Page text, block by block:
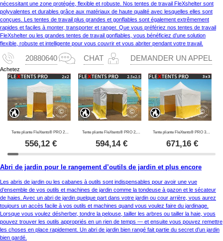
nécessitant une zone protégée, flexible et robuste. Nos tentes de travail FleXshelter sont
polyvalentes et durables grâce aux matériaux de haute qualité avec lesquelles elles sont
conçues. Les tentes de travail plus grandes et gonflables sont également extrêmement
rapides et faciles à monter, transporter et ranger. Que vous préfériez nos tentes de travail
FleXshelter ou les grandes tentes de travail gonflables, vous bénéficiez d’une solution
flexible, robuste et intelligente pour vous couvrir et vous abriter pendant votre travail.
20880640 CHAT DEMANDER UN APPEL
Achetez
556,12 € 594,14€
Tente pliante FleXtents® PRO 3x3m, PVC, Tente de chantier, ignifuge, 4 parois latérales incl.
671,16€
Abri de jardin pour le rangement d’outils de jardin et plus encore
Les abris de jardin ou les cabanes à outils sont indispensables pour avoir une vue
d’ensemble de vos outils et machines de jardin comme la tondeuse à gazon et le sécateur
de haies. Avec un abri de jardin quelque part dans votre jardin ou cour arrière, vous aurez
toujours un accès facile à vos outils et machines quand vous voulez faire du jardinage.
Lorsque vous voulez désherber, tondre la pelouse, tailler les arbres ou tailler la haie, vous
pouvez trouver les outils appropriés en un rien de temps — et ensuite vous pouvez remettre
les choses en place rapidement. Un abri de jardin bien rangé fait partie du secret d’un jardin
bien gardé.